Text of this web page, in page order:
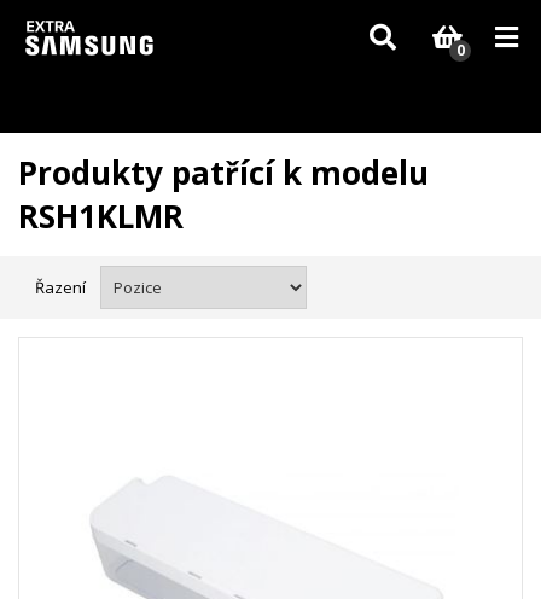
Vzhledem k aktuální situaci se může dodání dílů, které nejsou skladem,
zpozdit. Děkujeme za pochopení.
0
Produkty patřící k modelu
RSH1KLMR
Řazení